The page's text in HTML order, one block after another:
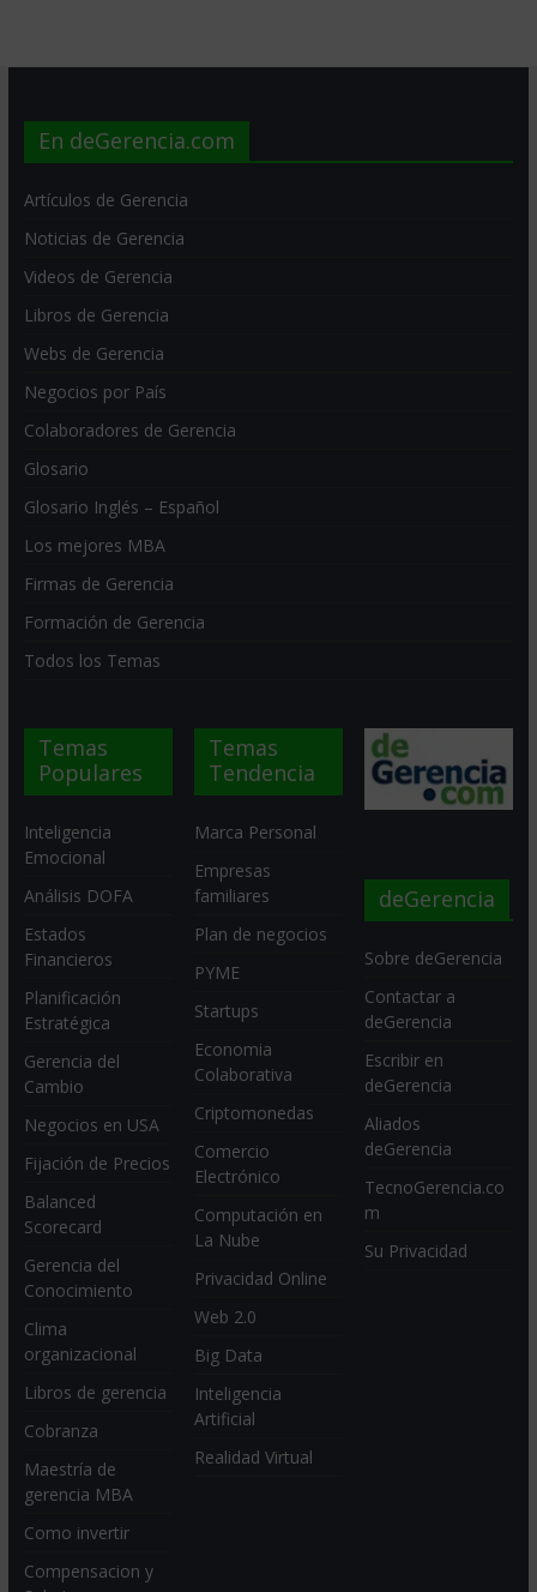
En deGerencia.com
Artículos de Gerencia
Noticias de Gerencia
Videos de Gerencia
Libros de Gerencia
Webs de Gerencia
Negocios por País
Colaboradores de Gerencia
Glosario
Glosario Inglés – Español
Los mejores MBA
Firmas de Gerencia
Formación de Gerencia
Todos los Temas
Temas
Populares
Inteligencia
Emocional
Análisis DOFA
Estados
Financieros
Planificación
Estratégica
Gerencia del
Cambio
Negocios en USA
Fijación de Precios
Balanced
Scorecard
Gerencia del
Conocimiento
Clima
organizacional
Libros de gerencia
Cobranza
Maestría de
gerencia MBA
Como invertir
Compensacion y
Temas
Tendencia
Marca Personal
Empresas
familiares
Plan de negocios
PYME
Startups
Economia
Colaborativa
Criptomonedas
Comercio
Electrónico
Computación en
La Nube
Privacidad Online
Web 2.0
Big Data
Inteligencia
Artificial
Realidad Virtual
deGerencia
Sobre deGerencia
Contactar a
deGerencia
Escribir en
deGerencia
Aliados
deGerencia
TecnoGerencia.co
m
Su Privacidad